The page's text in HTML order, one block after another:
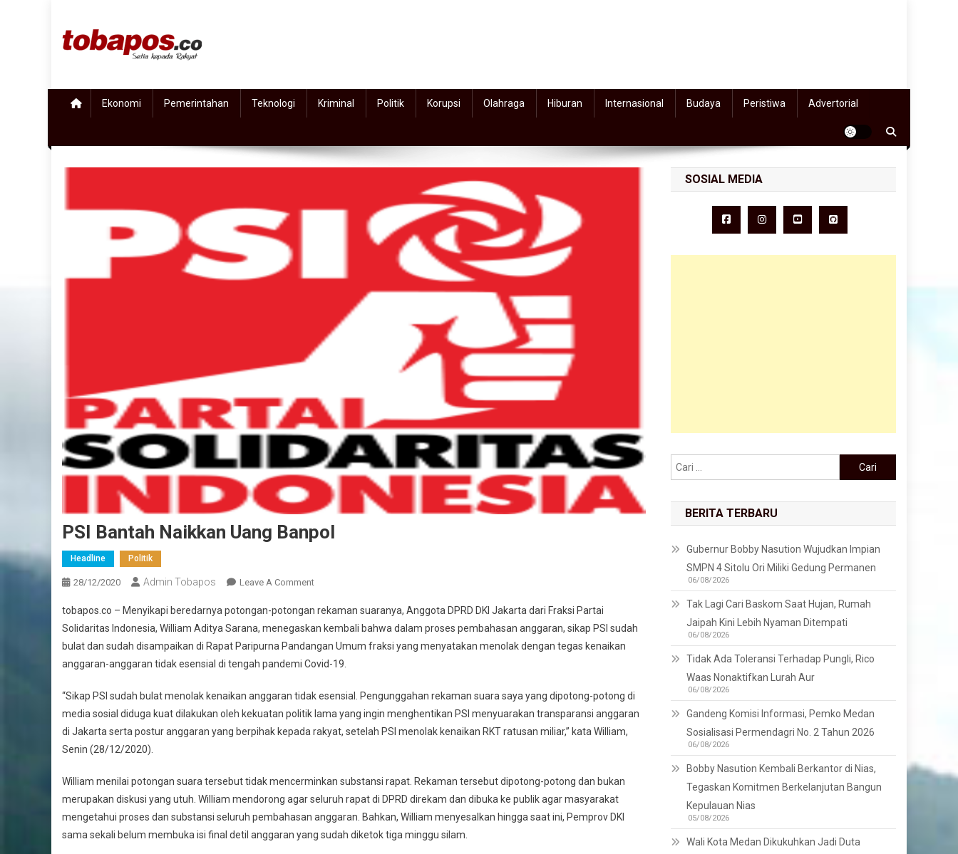
Ekonomi Pemerintahan Teknologi Kriminal Politik Korupsi Olahraga Hiburan Internasional Budaya Peristiwa Advertorial
PSI Bantah Naikkan Uang Banpol
Headline Politik
28/12/2020 Admin Tobapos Leave A Comment
tobapos.co – Menyikapi beredarnya potongan-potongan rekaman suaranya, Anggota DPRD DKI Jakarta dari Fraksi Partai
Solidaritas Indonesia, William Aditya Sarana, menegaskan kembali bahwa dalam proses pembahasan anggaran, sikap PSI sudah
bulat dan sudah disampaikan di Rapat Paripurna Pandangan Umum fraksi yang menyatakan menolak dengan tegas kenaikan
anggaran-anggaran tidak esensial di tengah pandemi Covid-19.
“Sikap PSI sudah bulat menolak kenaikan anggaran tidak esensial. Pengunggahan rekaman suara saya yang dipotong-potong di
media sosial diduga kuat dilakukan oleh kekuatan politik lama yang ingin menghentikan PSI menyuarakan transparansi anggaran
di Jakarta serta postur anggaran yang berpihak kepada rakyat, setelah PSI menolak kenaikan RKT ratusan miliar,” kata William,
Senin (28/12/2020).
William menilai potongan suara tersebut tidak mencerminkan substansi rapat. Rekaman tersebut dipotong-potong dan bukan
merupakan diskusi yang utuh. William mendorong agar seluruh rapat di DPRD direkam dan dibuka ke publik agar masyarakat
mengetahui proses dan substansi seluruh pembahasan anggaran. Bahkan, William menyesalkan hingga saat ini, Pemprov DKI
sama sekali belum membuka isi final detil anggaran yang sudah diketok tiga minggu silam.
SOSIAL MEDIA
Cari untuk:
BERITA TERBARU
Gubernur Bobby Nasution Wujudkan Impian
SMPN 4 Sitolu Ori Miliki Gedung Permanen
06/08/2026
Tak Lagi Cari Baskom Saat Hujan, Rumah
Jaipah Kini Lebih Nyaman Ditempati
06/08/2026
Tidak Ada Toleransi Terhadap Pungli, Rico
Waas Nonaktifkan Lurah Aur
06/08/2026
Gandeng Komisi Informasi, Pemko Medan
Sosialisasi Permendagri No. 2 Tahun 2026
06/08/2026
Bobby Nasution Kembali Berkantor di Nias,
Tegaskan Komitmen Berkelanjutan Bangun
Kepulauan Nias
05/08/2026
Wali Kota Medan Dikukuhkan Jadi Duta